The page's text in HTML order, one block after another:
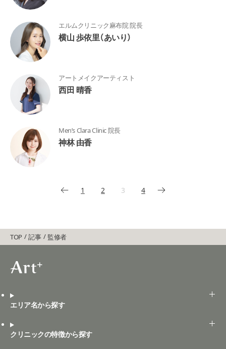
エルムクリニック麻布院 院長
横山 歩依里（あいり）
アートメイクアーティスト
西田 晴香
Men’s Clara Clinic 院長
神林 由香
1 2 3 4
TOP 記事 監修者
エリア名から探す
クリニックの特徴から探す